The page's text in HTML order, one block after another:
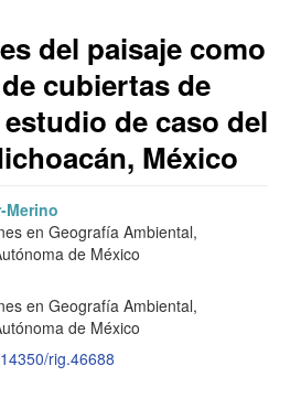
del paisaje como
cubiertas de
de caso del
México
Merino
en Geografía Ambiental,
de México
en Geografía Ambiental,
de México
rig.46688